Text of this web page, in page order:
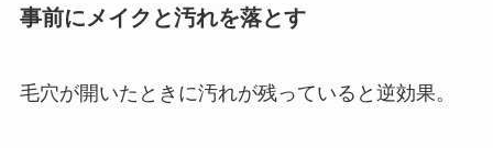
事前にメイクと汚れを落とす
毛穴が開いたときに汚れが残っていると逆効果。